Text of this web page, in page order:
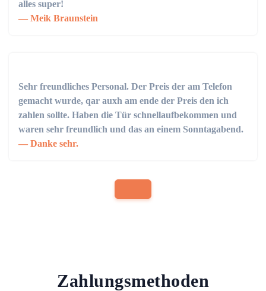
alles super!
Meik Braunstein
Sehr freundliches Personal. Der Preis der am Telefon
gemacht wurde, qar auxh am ende der Preis den ich
zahlen sollte. Haben die Tür schnellaufbekommen und
waren sehr freundlich und das an einem Sonntagabend.
Danke sehr.
Zahlungsmethoden